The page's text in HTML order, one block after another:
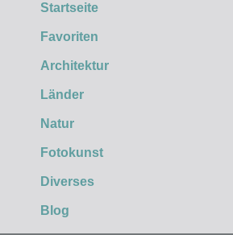
Startseite
Favoriten
Architektur
Länder
Natur
Fotokunst
Diverses
Blog